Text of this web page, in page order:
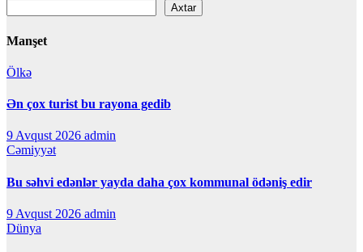
Axtar
Manşet
Ölkə
Ən çox turist bu rayona gedib
9 Avqust 2026 admin
Cəmiyyət
Bu səhvi edənlər yayda daha çox kommunal ödəniş edir
9 Avqust 2026 admin
Dünya